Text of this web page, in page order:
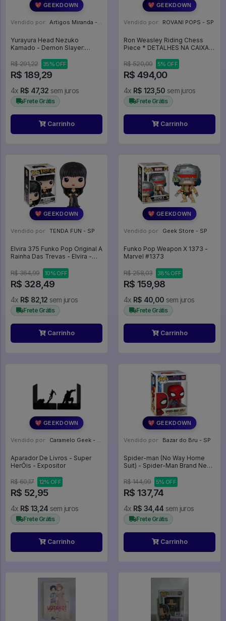
💖 GEEKDOWN
Vendido por: Artigos Miranda - RJ
Yurayura Head Nezuko
Kamado - Demon Slayer:
R$ 291,22
35% OFF
R$ 189,29
4x R$ 47,32 sem juros
Frete Grátis
Carrinho
💖 GEEKDOWN
Vendido por: ROVANI POPS - SP
Ron Weasley Riding Chess
Piece * DETALHES NA CAIXA -
R$ 520,00
5% OFF
R$ 494,00
4x R$ 123,50 sem juros
Frete Grátis
Carrinho
💖 GEEKDOWN
Vendido por: TENDA FUN - SP
Elvira 375 Funko Pop Original A
Rainha Das Trevas - Elvira -
Funko Pop - #375 - FUNKO
POP #375
R$ 364,99 10% OFF
R$ 328,49
4x R$ 82,12 sem juros
Frete Grátis
Carrinho
💖 GEEKDOWN
Vendido por: Geek Store - SP
Funko Pop Weapon X 1373 -
Marvel #1373
R$ 258,03 38% OFF
R$ 159,98
4x R$ 40,00 sem juros
Frete Grátis
Carrinho
💖 GEEKDOWN
Vendido por: Caramelo Geek - DF
Aparador De Livros - Super
HerÓis - Expositor
R$ 60,17 12% OFF
R$ 52,95
4x R$ 13,24 sem juros
Frete Grátis
Carrinho
💖 GEEKDOWN
Vendido por: Bazar do Bru - SP
Spider-man (No Way Home
Suit) - Spider-Man Brand New
R$ 144,99
5% OFF
R$ 137,74
4x R$ 34,44 sem juros
Frete Grátis
Carrinho